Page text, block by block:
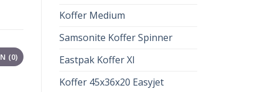
Koffer Medium
Samsonite Koffer Spinner
Eastpak Koffer Xl
Koffer 45x36x20 Easyjet
(0)